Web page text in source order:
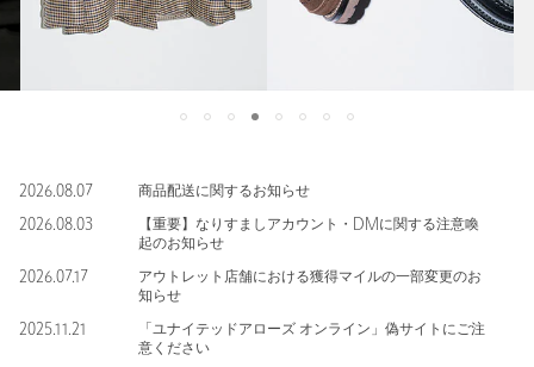
2026.08.07 商品配送に関するお知らせ
2026.08.03
【重要】なりすましアカウント・DMに関する注意喚
起のお知らせ
2026.07.17
アウトレット店舗における獲得マイルの一部変更のお
知らせ
2025.11.21
「ユナイテッドアローズ オンライン」偽サイトにご注
意ください